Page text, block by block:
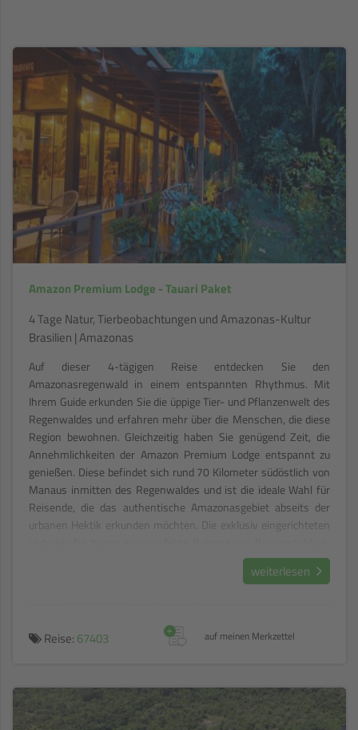
Amazon Premium Lodge - Tauari Paket
4 Tage Natur, Tierbeobachtungen und Amazonas-Kultur
Brasilien | Amazonas
Auf dieser 4-tägigen Reise entdecken Sie den
Amazonasregenwald in einem entspannten Rhythmus. Mit
Ihrem Guide erkunden Sie die üppige Tier- und Pflanzenwelt des
Regenwaldes und erfahren mehr über die Menschen, die diese
Region bewohnen. Gleichzeitig haben Sie genügend Zeit, die
Annehmlichkeiten der Amazon Premium Lodge entspannt zu
genießen. Diese befindet sich rund 70 Kilometer südöstlich von
Manaus inmitten des Regenwaldes und ist die ideale Wahl für
Reisende, die das authentische Amazonasgebiet abseits der
urbanen Hektik erkunden möchten. Die exklusiv eingerichteten
Intimität und einem harmonischen Zusammenspiel mit der
weiterlesen
Reise: 67403 auf meinen Merkzettel
+